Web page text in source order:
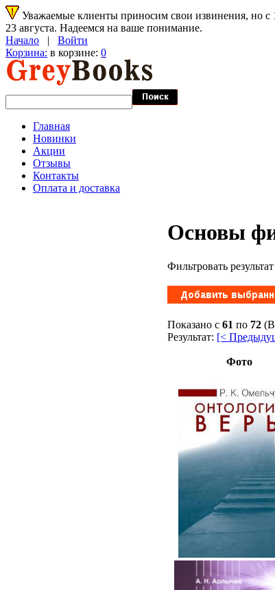
Уважаемые клиенты приносим свои извинения, но с
23 августа. Надеемся на ваше понимание.
Начало | Войти
Корзина: в корзине: 0
Главная
Новинки
Акции
Отзывы
Контакты
Оплата и доставка
Основы
Фильтровать
Показано с 61 по 72
Результат: [<
Фото